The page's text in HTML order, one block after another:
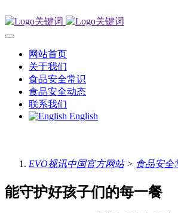
网站首页
关于我们
食品安全常识
食品安全动态
联系我们
English
EVO视讯中国官方网站> 食品安全
能守护好孩子们的每一餐